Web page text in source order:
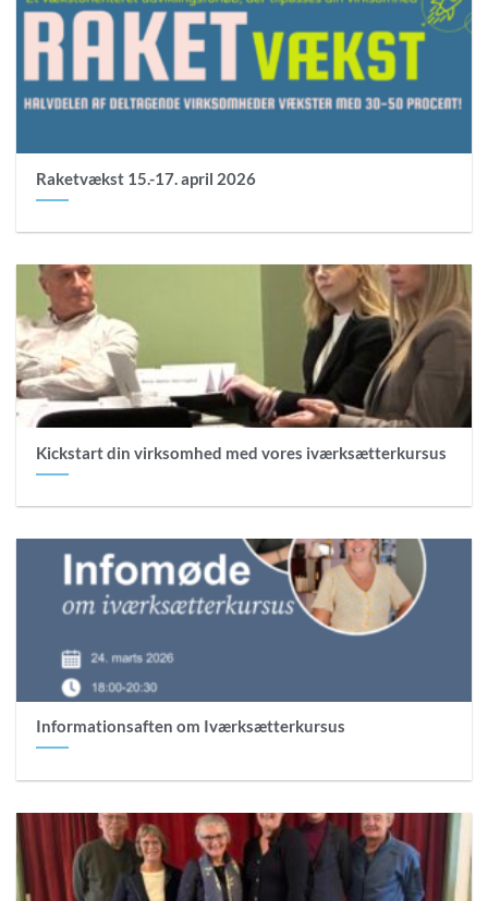
Raketvækst 15.-17. april 2026
Kickstart din virksomhed med vores iværksætterkursus
Informationsaften om Iværksætterkursus